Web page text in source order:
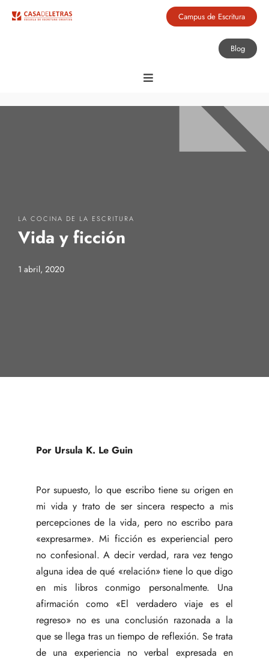
Campus de Escritura
Blog
LA COCINA DE LA ESCRITURA
Vida y ficción
1 abril, 2020
Por Ursula K. Le Guin
Por supuesto, lo que escribo tiene su origen en
mi vida y trato de ser sincera respecto a mis
percepciones de la vida, pero no escribo para
«expresarme». Mi ficción es experiencial pero
no confesional. A decir verdad, rara vez tengo
alguna idea de qué «relación» tiene lo que digo
en mis libros conmigo personalmente. Una
afirmación como «El verdadero viaje es el
regreso» no es una conclusión razonada a la
que se llega tras un tiempo de reflexión. Se trata
de una experiencia no verbal expresada en